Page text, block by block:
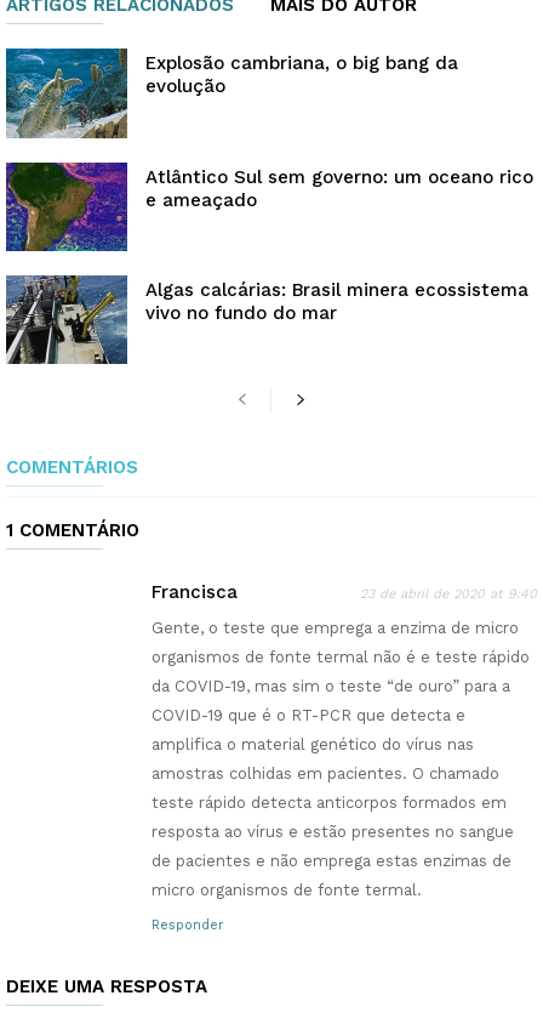
ARTIGOS RELACIONADOS MAIS DO AUTOR
Explosão cambriana, o big bang da
evolução
Atlântico Sul sem governo: um oceano rico
e ameaçado
Algas calcárias: Brasil minera ecossistema
vivo no fundo do mar
COMENTÁRIOS
1 COMENTÁRIO
Francisca 23 de abril de 2020 at 9:40
Gente, o teste que emprega a enzima de micro
organismos de fonte termal não é e teste rápido
da COVID-19, mas sim o teste “de ouro” para a
COVID-19 que é o RT-PCR que detecta e
amplifica o material genético do vírus nas
amostras colhidas em pacientes. O chamado
teste rápido detecta anticorpos formados em
resposta ao vírus e estão presentes no sangue
de pacientes e não emprega estas enzimas de
micro organismos de fonte termal.
Responder
DEIXE UMA RESPOSTA